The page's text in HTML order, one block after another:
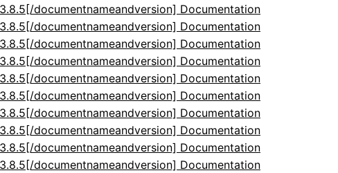
documentnameandversion] Documentation
documentnameandversion] Documentation
documentnameandversion] Documentation
documentnameandversion] Documentation
documentnameandversion] Documentation
documentnameandversion] Documentation
documentnameandversion] Documentation
documentnameandversion] Documentation
documentnameandversion] Documentation
documentnameandversion] Documentation